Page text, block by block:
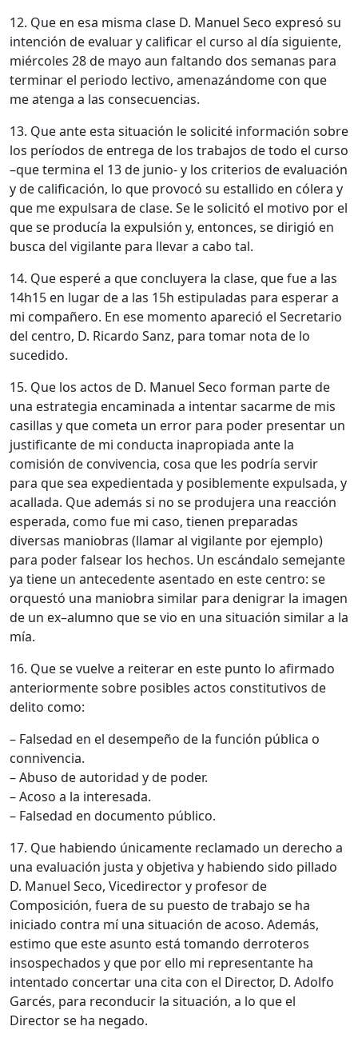
12. Que en esa misma clase D. Manuel Seco expresó su
intención de evaluar y calificar el curso al día siguiente,
miércoles 28 de mayo aun faltando dos semanas para
terminar el periodo lectivo, amenazándome con que
me atenga a las consecuencias.
13. Que ante esta situación le solicité información sobre
los períodos de entrega de los trabajos de todo el curso
–que termina el 13 de junio- y los criterios de evaluación
y de calificación, lo que provocó su estallido en cólera y
que me expulsara de clase. Se le solicitó el motivo por el
que se producía la expulsión y, entonces, se dirigió en
busca del vigilante para llevar a cabo tal.
14. Que esperé a que concluyera la clase, que fue a las
14h15 en lugar de a las 15h estipuladas para esperar a
mi compañero. En ese momento apareció el Secretario
del centro, D. Ricardo Sanz, para tomar nota de lo
sucedido.
15. Que los actos de D. Manuel Seco forman parte de
una estrategia encaminada a intentar sacarme de mis
casillas y que cometa un error para poder presentar un
justificante de mi conducta inapropiada ante la
comisión de convivencia, cosa que les podría servir
para que sea expedientada y posiblemente expulsada, y
acallada. Que además si no se produjera una reacción
esperada, como fue mi caso, tienen preparadas
diversas maniobras (llamar al vigilante por ejemplo)
para poder falsear los hechos. Un escándalo semejante
ya tiene un antecedente asentado en este centro: se
orquestó una maniobra similar para denigrar la imagen
de un ex–alumno que se vio en una situación similar a la
mía.
16. Que se vuelve a reiterar en este punto lo afirmado
anteriormente sobre posibles actos constitutivos de
delito como:
– Falsedad en el desempeño de la función pública o
connivencia.
– Abuso de autoridad y de poder.
– Acoso a la interesada.
– Falsedad en documento público.
17. Que habiendo únicamente reclamado un derecho a
una evaluación justa y objetiva y habiendo sido pillado
D. Manuel Seco, Vicedirector y profesor de
Composición, fuera de su puesto de trabajo se ha
iniciado contra mí una situación de acoso. Además,
estimo que este asunto está tomando derroteros
insospechados y que por ello mi representante ha
intentado concertar una cita con el Director, D. Adolfo
Garcés, para reconducir la situación, a lo que el
Director se ha negado.